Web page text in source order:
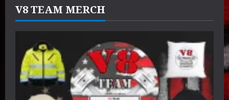
V8 TEAM MERCH